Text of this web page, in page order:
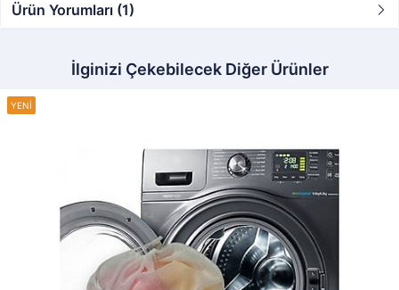
Ürün Yorumları (1)
İlginizi Çekebilecek Diğer Ürünler